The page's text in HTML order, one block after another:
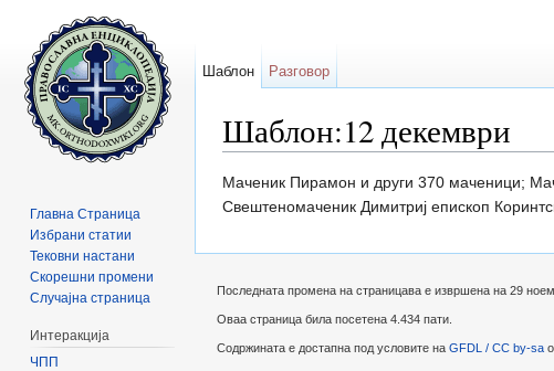
Шаблон:12 декември
Маченик Пирамон и други 370 маченици;
Свештеномаченик Димитриј епископ
Шаблон Разговор
Главна Страница
Избрани статии
Тековни настани
Скорешни промени
Случајна страница
Интеракција
ЧПП
Последната промена на страницава е извршена на 29
Оваа страница била посетена 4.434 пати.
Содржината е достапна под условите на GFDL / CC by-sa